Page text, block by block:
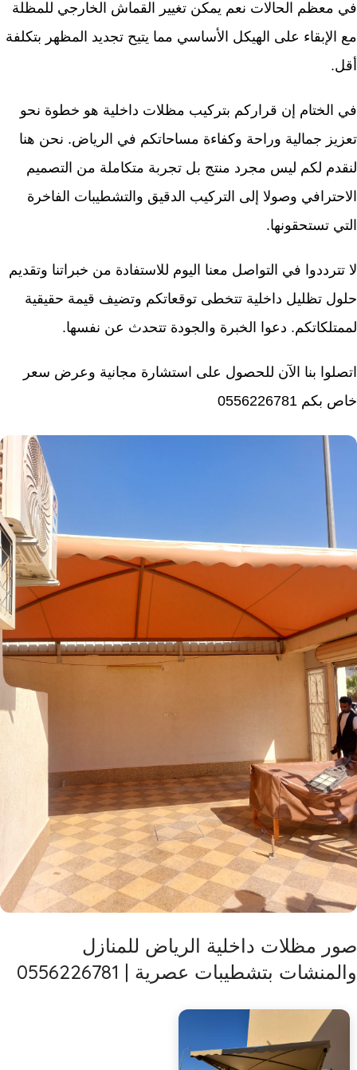
في معظم الحالات نعم يمكن تغيير القماش الخارجي للمظلة
مع الإبقاء على الهيكل الأساسي مما يتيح تجديد المظهر بتكلفة
أقل.
في الختام إن قراركم بتركيب مظلات داخلية هو خطوة نحو
تعزيز جمالية وراحة وكفاءة مساحاتكم في الرياض. نحن هنا
لنقدم لكم ليس مجرد منتج بل تجربة متكاملة من التصميم
الاحترافي وصولا إلى التركيب الدقيق والتشطيبات الفاخرة
التي تستحقونها.
لا تترددوا في التواصل معنا اليوم للاستفادة من خبراتنا وتقديم
حلول تظليل داخلية تتخطى توقعاتكم وتضيف قيمة حقيقية
لممتلكاتكم. دعوا الخبرة والجودة تتحدث عن نفسها.
اتصلوا بنا الآن للحصول على استشارة مجانية وعرض سعر
خاص بكم 0556226781
صور مظلات داخلية الرياض للمنازل
والمنشات بتشطيبات عصرية | 0556226781